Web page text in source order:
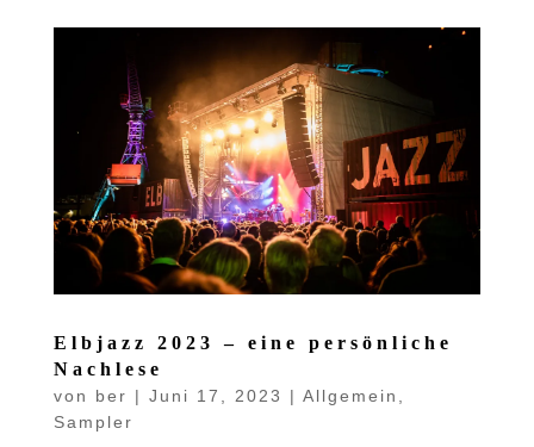
Elbjazz 2023 – eine persönliche
Nachlese
von ber | Juni 17, 2023 | Allgemein
Sampler